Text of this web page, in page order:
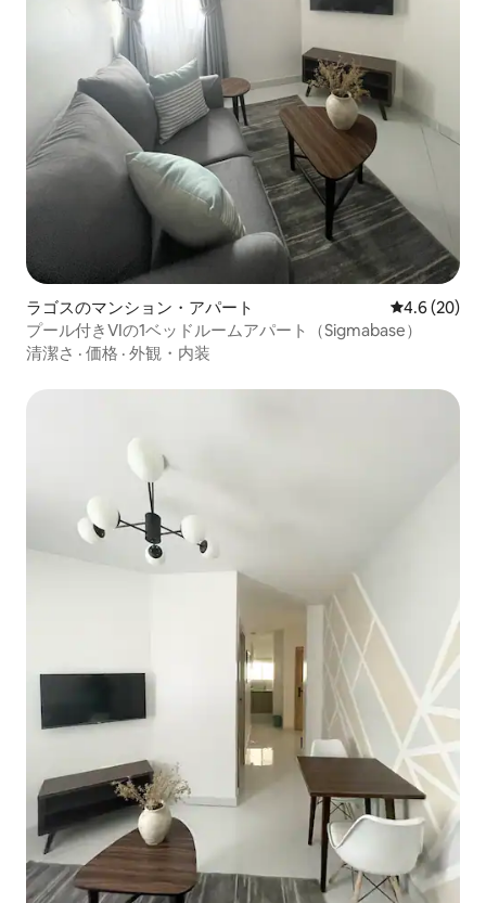
ラゴスのマンション・アパート レビュー20
4.6 (20)
プール付きVIの1ベッドルームアパート（Sigmabase）
清潔さ · 価格 · 外観・内装